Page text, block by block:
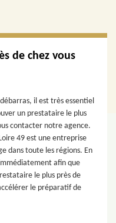
de chez vous
il est très essentiel
un prestataire le plus
contacter notre agence.
49 est une entreprise
dans toute les régions. En
afin que
le plus près de
le préparatif de